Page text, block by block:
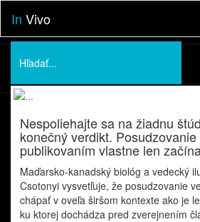
In Vivo
O nás
Prednášky
Nespoliehajte sa na žiadnu
konečný verdikt.
publikovaním vlastne len
Maďarsko-kanadský biológ a vedecký
Csotonyi vysvetľuje, že posudzovanie
chápať v oveľa širšom kontexte ako je
ku ktorej dochádza pred zverejnením